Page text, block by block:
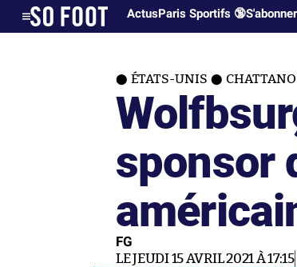
ActusParis Sportifs 🔞S'abonner
ÉTATS-UNIS
sponsor
FG
LE JEUDI 15 AVRIL 2021 À 17:15